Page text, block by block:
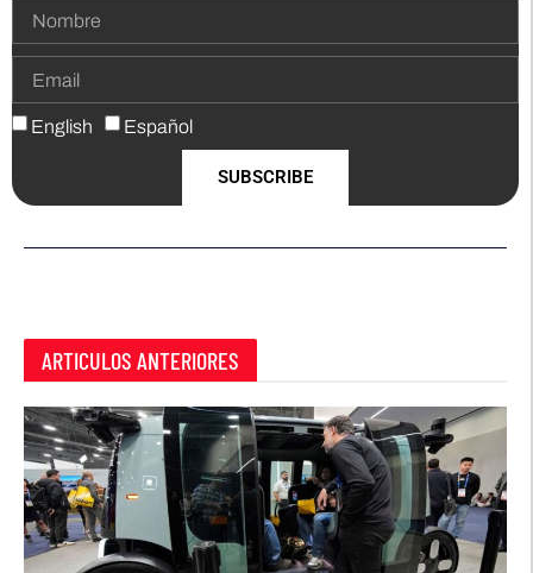
English Español
SUBSCRIBE
ARTICULOS ANTERIORES